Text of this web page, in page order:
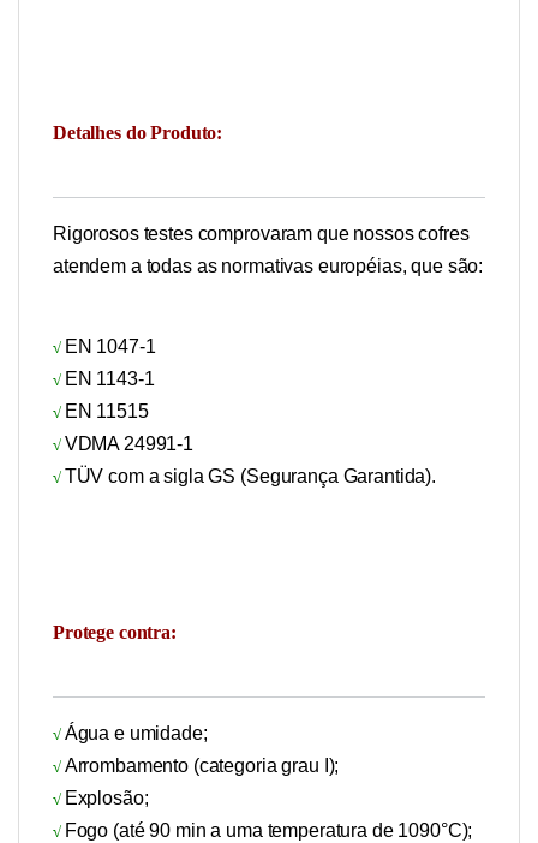
Detalhes do Produto:
Rigorosos testes comprovaram que nossos cofres
atendem a todas as normativas européias, que são:
√ EN 1047-1
√ EN 1143-1
√ EN 11515
√ VDMA 24991-1
√ TÜV com a sigla GS (Segurança Garantida).
Protege contra:
√ Água e umidade;
√ Arrombamento (categoria grau I);
√ Explosão;
√ Fogo (até 90 min a uma temperatura de 1090°C);